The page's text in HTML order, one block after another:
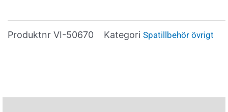
Produktnr VI-50670 Kategori Spatillbehör övrigt